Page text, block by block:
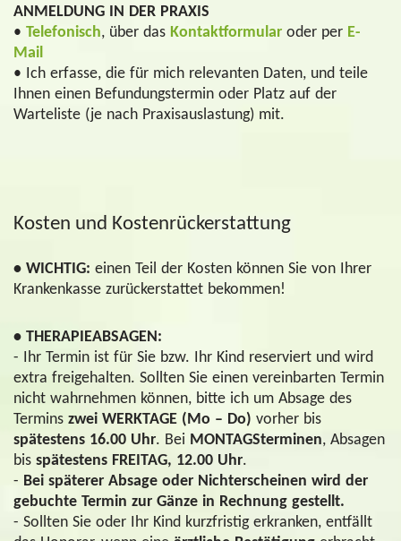
ANMELDUNG IN DER PRAXIS
• Telefonisch, über das Kontaktformular oder per E-
Mail
• Ich erfasse, die für mich relevanten Daten, und teile
Ihnen einen Befundungstermin oder Platz auf der
Warteliste (je nach Praxisauslastung) mit.
Kosten und Kostenrückerstattung
• WICHTIG: einen Teil der Kosten können Sie von Ihrer
Krankenkasse zurückerstattet bekommen!
• THERAPIEABSAGEN:
- Ihr Termin ist für Sie bzw. Ihr Kind reserviert und wird
extra freigehalten. Sollten Sie einen vereinbarten Termin
nicht wahrnehmen können, bitte ich um Absage des
Termins zwei WERKTAGE (Mo – Do) vorher bis
spätestens 16.00 Uhr. Bei MONTAGSterminen, Absagen
bis spätestens FREITAG, 12.00 Uhr.
- Bei späterer Absage oder Nichterscheinen wird der
gebuchte Termin zur Gänze in Rechnung gestellt.
- Sollten Sie oder Ihr Kind kurzfristig erkranken, entfällt